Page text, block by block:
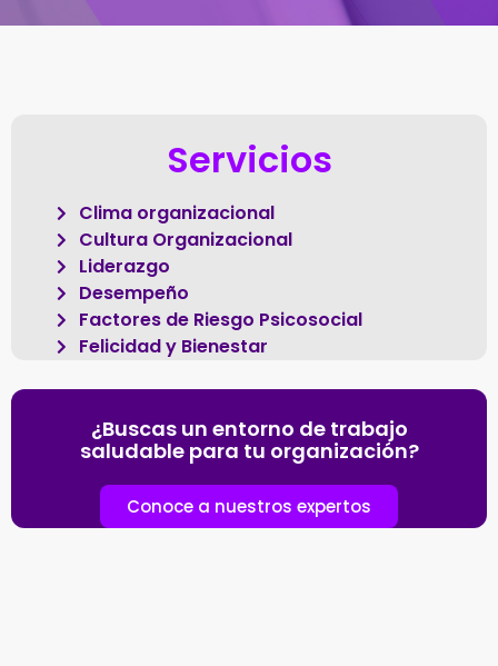
Servicios
Clima organizacional
Cultura Organizacional
Liderazgo
Desempeño
Factores de Riesgo Psicosocial
Felicidad y Bienestar
¿Buscas un entorno de trabajo
saludable para tu organización?
Conoce a nuestros expertos